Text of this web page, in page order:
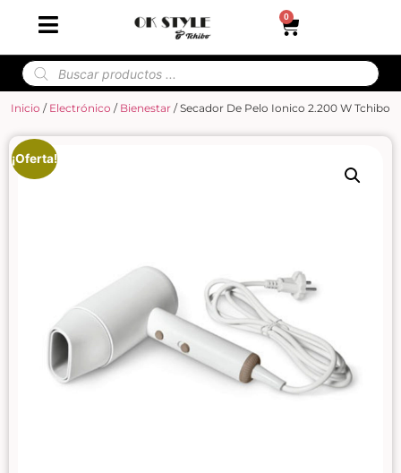
0
Inicio / Electrónico / Bienestar / Secador De Pelo Ionico 2.200 W Tchibo
¡Oferta!